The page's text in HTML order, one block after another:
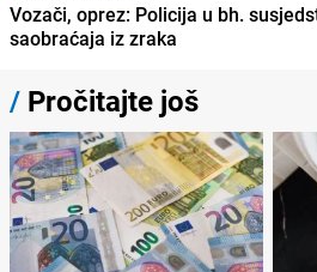
Vozači, oprez: Policija u bh.
saobraćaja iz zraka
/ Pročitajte još